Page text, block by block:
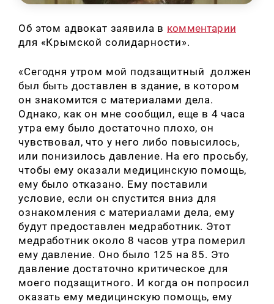
Об этом адвокат заявила в комментарии
для «Крымской солидарности».
«Сегодня утром мой подзащитный должен
был быть доставлен в здание, в котором
он знакомится с материалами дела.
Однако, как он мне сообщил, еще в 4 часа
утра ему было достаточно плохо, он
чувствовал, что у него либо повысилось,
или понизилось давление. На его просьбу,
чтобы ему оказали медицинскую помощь,
ему было отказано. Ему поставили
условие, если он спустится вниз для
ознакомления с материалами дела, ему
будут предоставлен медработник. Этот
медработник около 8 часов утра померил
ему давление. Оно было 125 на 85. Это
давление достаточно критическое для
моего подзащитного. И когда он попросил
оказать ему медицинскую помощь, ему